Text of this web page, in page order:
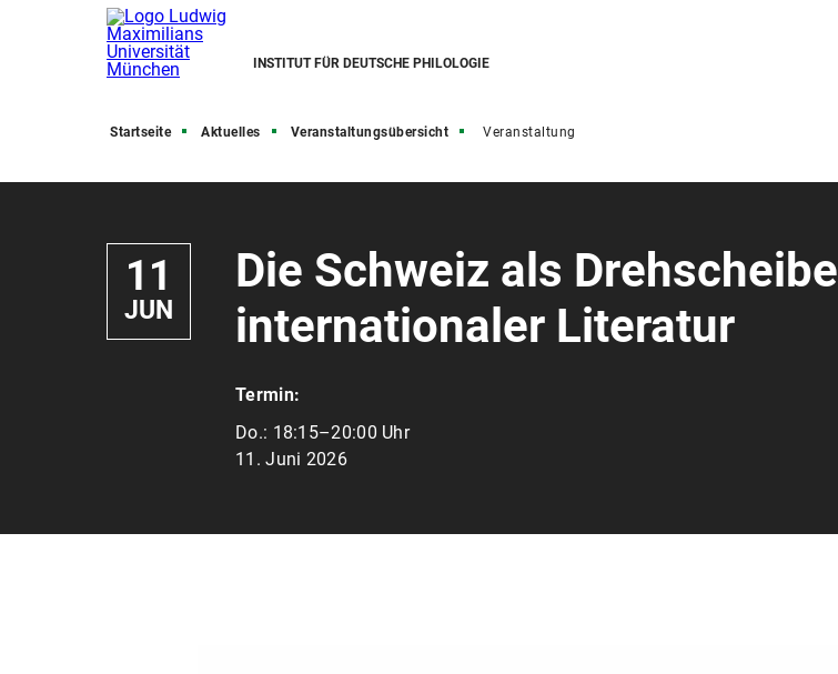
INSTITUT FÜR DEUTSCHE PHILOLOGIE
Startseite Aktuelles Veranstaltungsübersicht Veranstaltung
11
JUN
Die Schweiz als Drehscheibe
internationaler Literatur
Termin:
Do.: 18:15–20:00 Uhr
11. Juni 2026